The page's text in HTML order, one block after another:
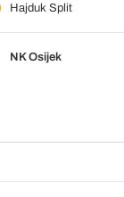
Hajduk Split
NK Osijek